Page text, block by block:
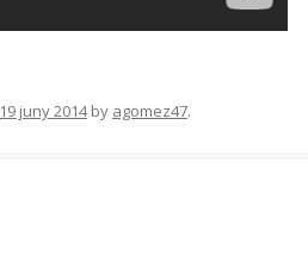
19 juny 2014by agomez47.